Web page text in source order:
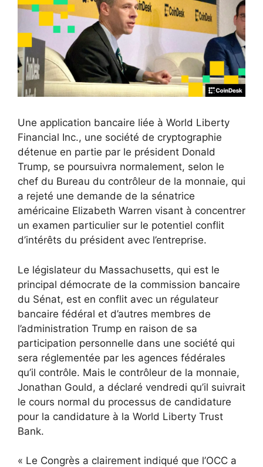
Une application bancaire liée à World Liberty
Financial Inc., une société de cryptographie
détenue en partie par le président Donald
Trump, se poursuivra normalement, selon le
chef du Bureau du contrôleur de la monnaie, qui
a rejeté une demande de la sénatrice
américaine Elizabeth Warren visant à concentrer
un examen particulier sur le potentiel conflit
d’intérêts du président avec l’entreprise.
Le législateur du Massachusetts, qui est le
principal démocrate de la commission bancaire
du Sénat, est en conflit avec un régulateur
bancaire fédéral et d’autres membres de
l’administration Trump en raison de sa
participation personnelle dans une société qui
sera réglementée par les agences fédérales
qu’il contrôle. Mais le contrôleur de la monnaie,
Jonathan Gould, a déclaré vendredi qu’il suivrait
le cours normal du processus de candidature
pour la candidature à la World Liberty Trust
Bank.
« Le Congrès a clairement indiqué que l’OCC a